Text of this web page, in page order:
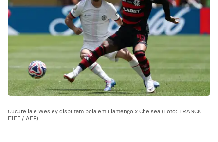
Cucurella e Wesley disputam bola em Flamengo x Chelsea (Foto: FRANCK
FIFE / AFP)